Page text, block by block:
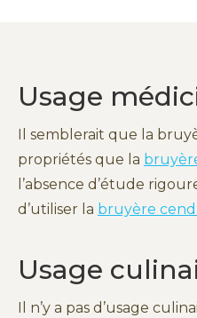
Usage
Il semblerait que la
propriétés que la
l’absence d’étude
d’utiliser la bruyère
Usage
Il n’y a pas d’usage